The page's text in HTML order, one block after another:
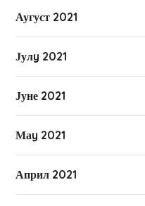
Аугуст 2021
Јулy 2021
Јуне 2021
Маy 2021
Април 2021